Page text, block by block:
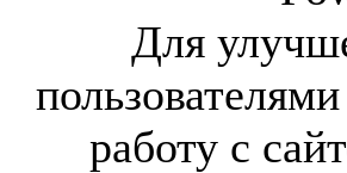
Для
работу с